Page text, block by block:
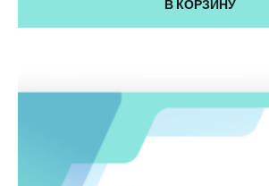
В КОРЗИНУ